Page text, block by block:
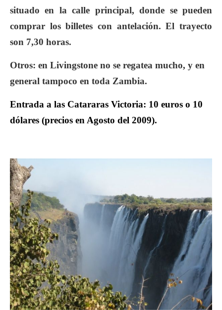
situado en la calle principal, donde se pueden
comprar los billetes con antelación. El trayecto
son 7,30 horas.
Otros: en Livingstone no se regatea mucho, y en
general tampoco en toda Zambia.
Entrada a las Catararas Victoria: 10 euros o 10
dólares (precios en Agosto del 2009).